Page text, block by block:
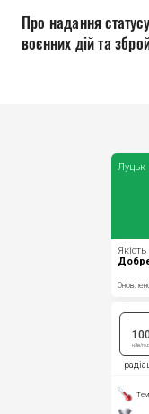
Про надання
воєнних дій та